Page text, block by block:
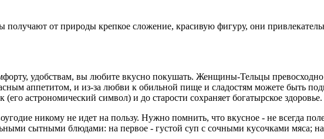
получают от природы крепкое сложение, красивую фигуру, они
удобствам, вы любите вкусно покушать. Женщины-Тельцы превосходно
аппетитом, и из-за любви к обильной пище и сладостям можете быть
астрономический символ) и до старости сохраняет богатырское здоровье.
никому не идет на пользу. Нужно помнить, что вкусное - не всегда
сытными блюдами: на первое - густой суп с сочными кусочками мяса;